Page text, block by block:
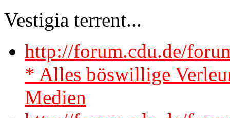
Vestigia terrent...
http://forum.cdu.de/
* Alles böswillige
Medien